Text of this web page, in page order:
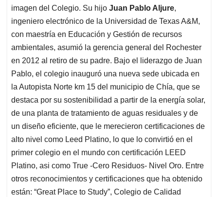
imagen del Colegio. Su hijo Juan Pablo Aljure,
ingeniero electrónico de la Universidad de Texas A&M,
con maestría en Educación y Gestión de recursos
ambientales, asumió la gerencia general del Rochester
en 2012 al retiro de su padre. Bajo el liderazgo de Juan
Pablo, el colegio inauguró una nueva sede ubicada en
la Autopista Norte km 15 del municipio de Chía, que se
destaca por su sostenibilidad a partir de la energía solar,
de una planta de tratamiento de aguas residuales y de
un diseño eficiente, que le merecieron certificaciones de
alto nivel como Leed Platino, lo que lo convirtió en el
primer colegio en el mundo con certificación LEED
Platino, asi como True -Cero Residuos- Nivel Oro. Entre
otros reconocimientos y certificaciones que ha obtenido
están: “Great Place to Study”, Colegio de Calidad